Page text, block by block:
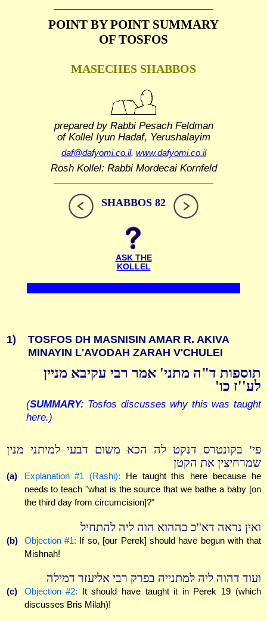
POINT BY POINT SUMMARY
OF TOSFOS
MASECHES SHABBOS
prepared by Rabbi Pesach Feldman
of Kollel Iyun Hadaf, Yerushalayim
daf@dafyomi.co.il, www.dafyomi.co.il
Rosh Kollel: Rabbi Mordecai Kornfeld
SHABBOS 82
ASK THE
KOLLEL
1)
TOSFOS DH MASNISIN AMAR R. AKIVA
MINAYIN L'AVODAH ZARAH V'CHULEI
תוספות ד"ה מתני' אמר רבי עקיבא מניין
לע''ז כו'
(SUMMARY: Tosfos discusses why this was taught
here.)
פי' בקונטרס דנקט לה הכא משום דבעי למיתני מנין
שמרחיצין את הקטן
(a) Explanation #1 (Rashi): He taught this here because he
needs to teach "what is the source that we bathe a baby [on
the third day from circumcision]?"
ואין נראה דא''כ בההוא הוה ליה להתחיל
(b) Objection #1: If so, [our Perek] should have begun with that
Mishnah!
ועוד דהוה ליה למתנייה בפרק רבי אליעזר דמילה
(c) Objection #2: It should have taught it in Perek 19 (which
discusses Bris Milah)!